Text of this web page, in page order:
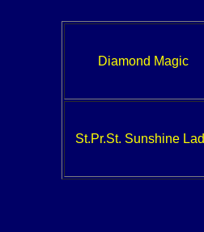
Diamond Magic
St.Pr.St. Sunshine